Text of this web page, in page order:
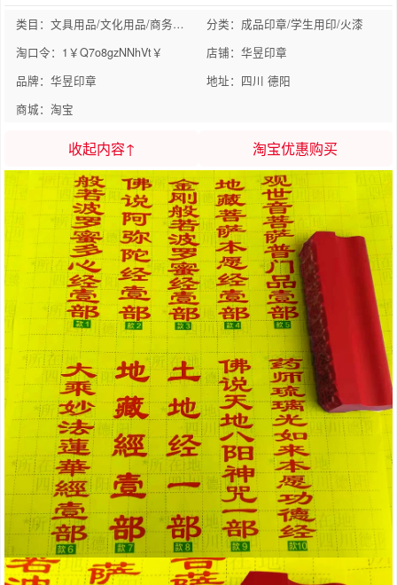
类目：文具用品/文化用品/商务用品
分类：成品印章/学生用印/火漆
淘口令：1￥Q7o8gzNNhVt￥
店铺：华昱印章
品牌：华昱印章
地址：四川 德阳
商城：淘宝
收起内容↑ 淘宝优惠购买